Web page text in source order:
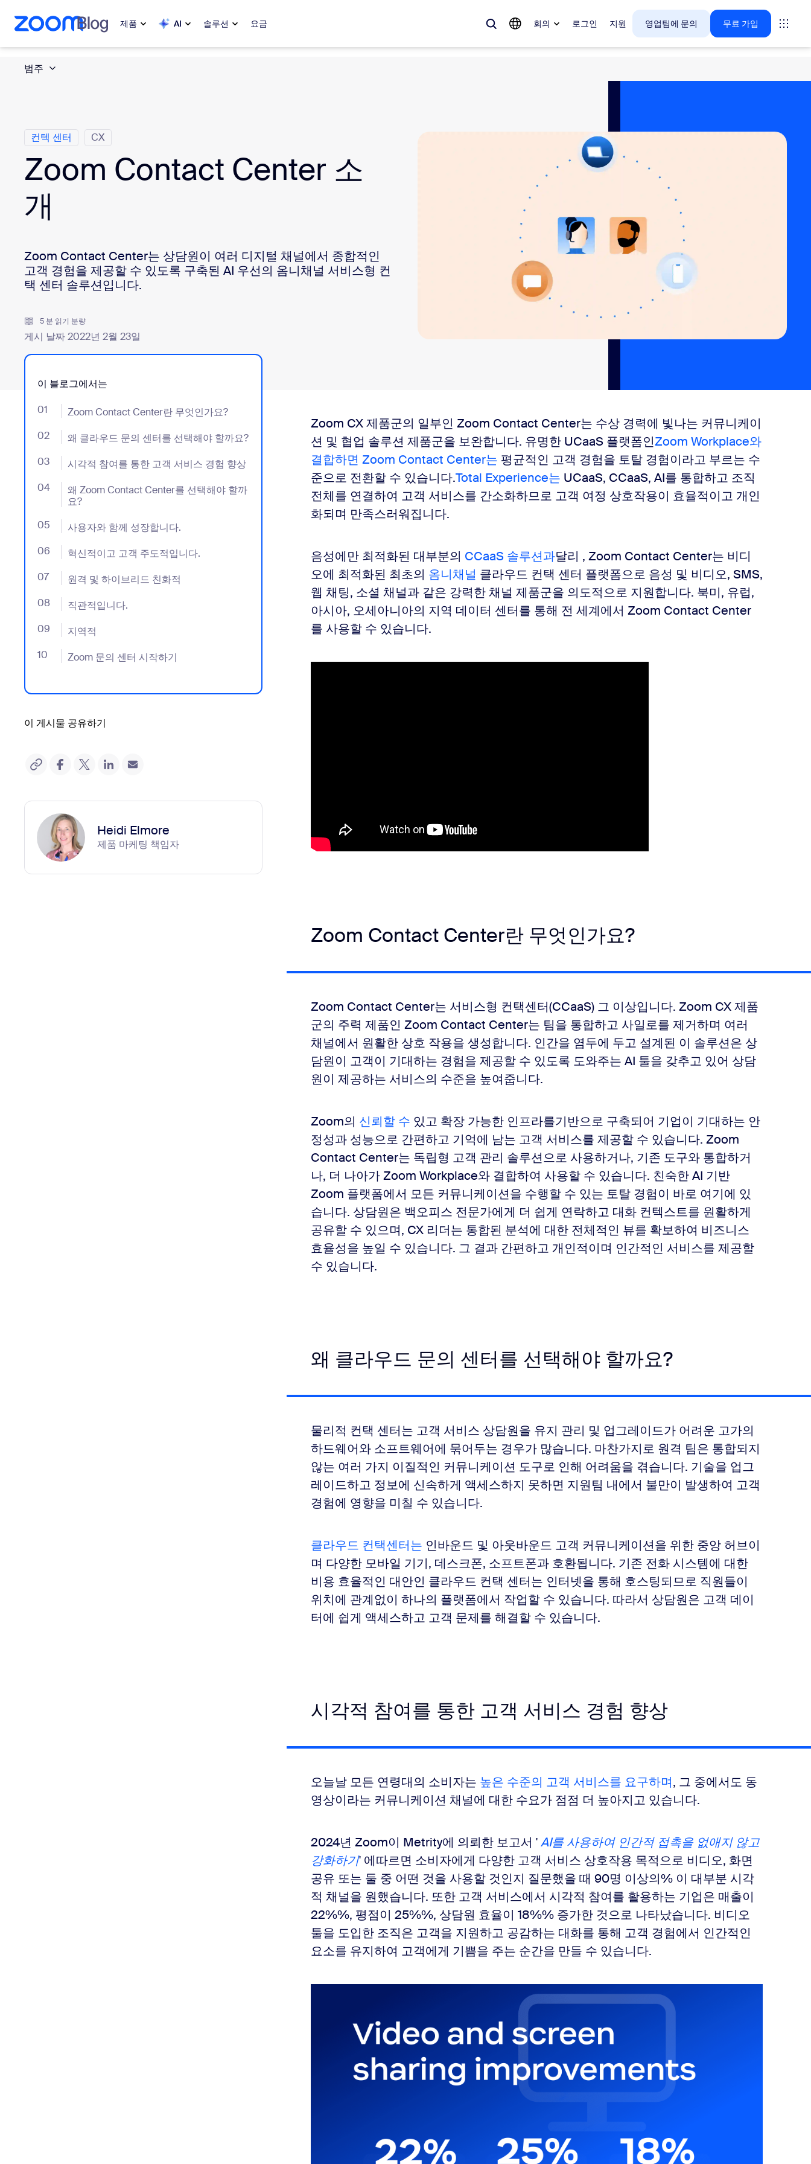
용으로 건너뛰기
팅으로 건너뛰기 제품 AI 솔루션 요금 회의 로그인 지원 영업팀에 문의 무료 가입
인기
Zoom 비즈니스 서비스
Zoom CX
Zoom AI
앱 및 통합
Meetings
ZoomMate
Canvas
CX 인사이트
다운로드 센터
범주
컨텍 센터 CX
Zoom Contact Center 소
개
Zoom Contact Center는 상담원이 여러 디지털 채널에서 종합적인
고객 경험을 제공할 수 있도록 구축된 AI 우선의 옴니채널 서비스형 컨
택 센터 솔루션입니다.
5 분 읽기 분량
게시 날짜 2022년 2월 23일
이 블로그에서는
01 Zoom Contact Center란 무엇인가요?
- Jumplink to Zoom Contact Center란 무엇인가요?
02 왜 클라우드 문의 센터를 선택해야 할까요?
- Jumplink to 왜 클라우드 문의 센터를 선택해야 할까요?
03 시각적 참여를 통한 고객 서비스 경험 향상
- Jumplink to 시각적 참여를 통한 고객 서비스 경험 향상
04
왜 Zoom Contact Center를 선택해야 할까
요?
- Jumplink to 왜 Zoom Contact Center를 선택해야 할까요?
05 사용자와 함께 성장합니다.
- Jumplink to 사용자와 함께 성장합니다.
06 혁신적이고 고객 주도적입니다.
- Jumplink to 혁신적이고 고객 주도적입니다.
07 원격 및 하이브리드 친화적
- Jumplink to 원격 및 하이브리드 친화적
08 직관적입니다.
- Jumplink to 직관적입니다.
09 지역적
- Jumplink to 지역적
10 Zoom 문의 센터 시작하기
- Jumplink to Zoom 문의 센터 시작하기
이 게시물 공유하기
Heidi Elmore
제품 마케팅 책임자
Zoom CX 제품군의 일부인 Zoom Contact Center는 수상 경력에 빛나는 커뮤니케이
션 및 협업 솔루션 제품군을 보완합니다. 유명한 UCaaS 플랫폼인Zoom Workplace와
결합하면 Zoom Contact Center는 평균적인 고객 경험을 토탈 경험이라고 부르는 수
준으로 전환할 수 있습니다.Total Experience는 UCaaS, CCaaS, AI를 통합하고 조직
전체를 연결하여 고객 서비스를 간소화하므로 고객 여정 상호작용이 효율적이고 개인
화되며 만족스러워집니다.
음성에만 최적화된 대부분의 CCaaS 솔루션과달리 , Zoom Contact Center는 비디
오에 최적화된 최초의 옴니채널 클라우드 컨택 센터 플랫폼으로 음성 및 비디오, SMS,
웹 채팅, 소셜 채널과 같은 강력한 채널 제품군을 의도적으로 지원합니다. 북미, 유럽,
아시아, 오세아니아의 지역 데이터 센터를 통해 전 세계에서 Zoom Contact Center
를 사용할 수 있습니다.
Zoom Contact Center란 무엇인가요?
Zoom Contact Center는 서비스형 컨택센터(CCaaS) 그 이상입니다. Zoom CX 제품
군의 주력 제품인 Zoom Contact Center는 팀을 통합하고 사일로를 제거하며 여러
채널에서 원활한 상호 작용을 생성합니다. 인간을 염두에 두고 설계된 이 솔루션은 상
담원이 고객이 기대하는 경험을 제공할 수 있도록 도와주는 AI 툴을 갖추고 있어 상담
원이 제공하는 서비스의 수준을 높여줍니다.
Zoom의 신뢰할 수 있고 확장 가능한 인프라를기반으로 구축되어 기업이 기대하는 안
정성과 성능으로 간편하고 기억에 남는 고객 서비스를 제공할 수 있습니다. Zoom
Contact Center는 독립형 고객 관리 솔루션으로 사용하거나, 기존 도구와 통합하거
나, 더 나아가 Zoom Workplace와 결합하여 사용할 수 있습니다. 친숙한 AI 기반
Zoom 플랫폼에서 모든 커뮤니케이션을 수행할 수 있는 토탈 경험이 바로 여기에 있
습니다. 상담원은 백오피스 전문가에게 더 쉽게 연락하고 대화 컨텍스트를 원활하게
공유할 수 있으며, CX 리더는 통합된 분석에 대한 전체적인 뷰를 확보하여 비즈니스
효율성을 높일 수 있습니다. 그 결과 간편하고 개인적이며 인간적인 서비스를 제공할
수 있습니다.
왜 클라우드 문의 센터를 선택해야 할까요?
물리적 컨택 센터는 고객 서비스 상담원을 유지 관리 및 업그레이드가 어려운 고가의
하드웨어와 소프트웨어에 묶어두는 경우가 많습니다. 마찬가지로 원격 팀은 통합되지
않는 여러 가지 이질적인 커뮤니케이션 도구로 인해 어려움을 겪습니다. 기술을 업그
레이드하고 정보에 신속하게 액세스하지 못하면 지원팀 내에서 불만이 발생하여 고객
경험에 영향을 미칠 수 있습니다.
클라우드 컨택센터는 인바운드 및 아웃바운드 고객 커뮤니케이션을 위한 중앙 허브이
며 다양한 모바일 기기, 데스크폰, 소프트폰과 호환됩니다. 기존 전화 시스템에 대한
비용 효율적인 대안인 클라우드 컨택 센터는 인터넷을 통해 호스팅되므로 직원들이
위치에 관계없이 하나의 플랫폼에서 작업할 수 있습니다. 따라서 상담원은 고객 데이
터에 쉽게 액세스하고 고객 문제를 해결할 수 있습니다.
시각적 참여를 통한 고객 서비스 경험 향상
오늘날 모든 연령대의 소비자는 높은 수준의 고객 서비스를 요구하며, 그 중에서도 동
영상이라는 커뮤니케이션 채널에 대한 수요가 점점 더 높아지고 있습니다.
2024년 Zoom이 Metrity에 의뢰한 보고서 'AI를 사용하여 인간적 접촉을 없애지 않고
강화하기' 에따르면 소비자에게 다양한 고객 서비스 상호작용 목적으로 비디오, 화면
공유 또는 둘 중 어떤 것을 사용할 것인지 질문했을 때 90명 이상의% 이 대부분 시각
적 채널을 원했습니다. 또한 고객 서비스에서 시각적 참여를 활용하는 기업은 매출이
22%%, 평점이 25%%, 상담원 효율이 18%% 증가한 것으로 나타났습니다. 비디오
툴을 도입한 조직은 고객을 지원하고 공감하는 대화를 통해 고객 경험에서 인간적인
요소를 유지하여 고객에게 기쁨을 주는 순간을 만들 수 있습니다.